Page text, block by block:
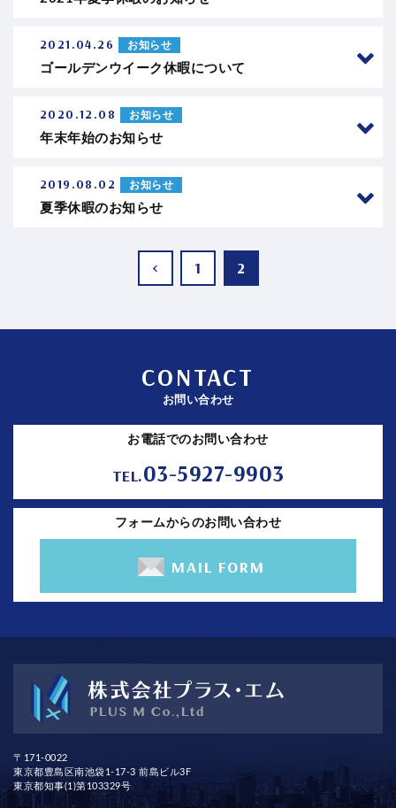
2021.04.26 お知らせ
ゴールデンウイーク休暇について
2020.12.08 お知らせ
年末年始のお知らせ
2019.08.02 お知らせ
夏季休暇のお知らせ
< 1 2
CONTACT
お問い合わせ
お電話でのお問い合わせ
TEL.03-5927-9903
フォームからのお問い合わせ
MAIL FORM
〒171-0022
東京都豊島区南池袋1-17-3 前島ビル3F
東京都知事(1)第103329号